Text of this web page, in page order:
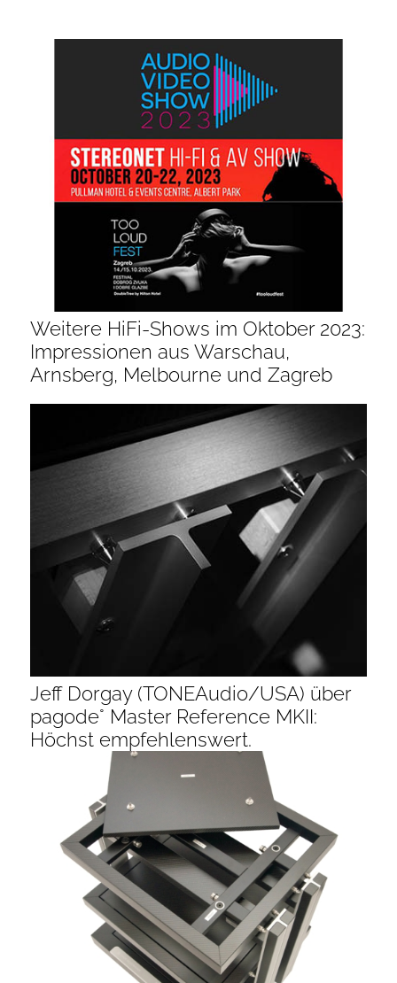
Weitere HiFi-Shows im Oktober 2023:
Impressionen aus Warschau,
Arnsberg, Melbourne und Zagreb
Jeff Dorgay (TONEAudio/USA) über
pagode° Master Reference MKII:
Höchst empfehlenswert.